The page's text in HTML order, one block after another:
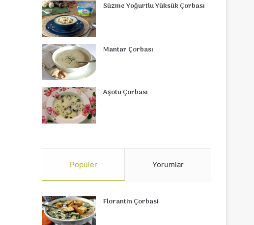
Süzme Yoğurtlu Yüksük Çorbası
Mantar Çorbası
Aşotu Çorbası
Popüler Yorumlar
Florantin Çorbasi